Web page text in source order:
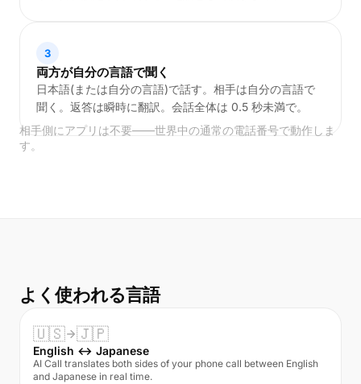
3
両方が自分の言語で聞く
日本語(または自分の言語)で話す。相手は自分の言語で
聞く。返答は瞬時に翻訳。会話全体は 0.5 秒未満で。
相手側にアプリは不要——世界中の通常の電話番号で動作しま
す。
よく使われる言語
🇺🇸 🇯🇵
English ↔ Japanese
AI Call translates both sides of your phone call between English
and Japanese in real time.